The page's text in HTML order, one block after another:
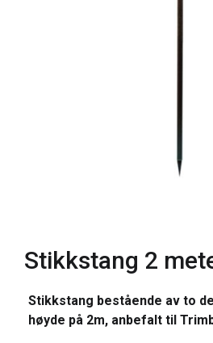
Stikkstang 2
Stikkstang bestående av to
høyde på 2m, anbefalt til